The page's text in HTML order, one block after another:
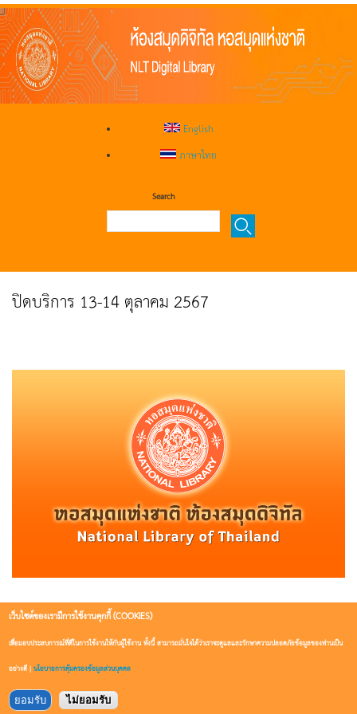
English
ภาษาไทย
Search
ปิดบริการ 13-14 ตุลาคม 2567
หอสมุดแห่งชาติปิดบริการ ในวันที่ 13-14 ตุลาคม 2567
เนื่องในวันนวมินทรมหาราช และวันหยุดชดเชยวันนวมินทรมหา
เว็บไซต์ของเรามีการใช้งานคุกกี้ (COOKIES)
เพื่อมอบประสบการณ์ที่ดีในการใช้งานให้กับผู้ใช้งาน ทั้งนี้ สามารถมั่นใจได้ว่าเราจะดูแลและรักษาความปลอดภัยข้อมูลของท่านเป็น
อย่างดี |นโยบายการคุ้มครองข้อมูลส่วนบุคคล
ยอมรับ ไม่ยอมรับ